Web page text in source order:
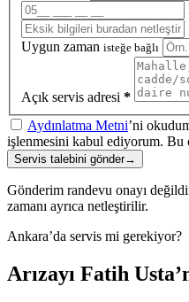
Uygun zaman isteğe bağlı
Açık servis adresi *
Aydınlatma Metni’ni
işlenmesini kabul ediyorum. Bu
Servis talebini gönder→
Gönderim randevu onayı
zamanı ayrıca netleştirilir.
Ankara’da servis mi gerekiyor?
Arızayı Fatih